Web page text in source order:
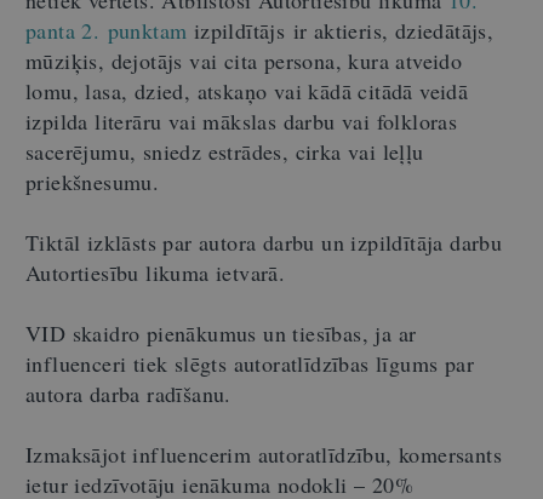
panta 2. punktam izpildītājs ir aktieris, dziedātājs,
mūziķis, dejotājs vai cita persona, kura atveido
lomu, lasa, dzied, atskaņo vai kādā citādā veidā
izpilda literāru vai mākslas darbu vai folkloras
sacerējumu, sniedz estrādes, cirka vai leļļu
priekšnesumu.
Tiktāl izklāsts par autora darbu un izpildītāja darbu
Autortiesību likuma ietvarā.
VID skaidro pienākumus un tiesības, ja ar
influenceri tiek slēgts autoratlīdzības līgums par
autora darba radīšanu.
Izmaksājot influencerim autoratlīdzību, komersants
ietur iedzīvotāju ienākuma nodokli – 20%